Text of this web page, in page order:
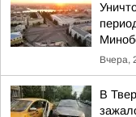
Вчера,
В